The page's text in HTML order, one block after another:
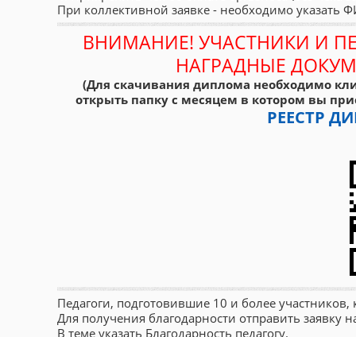
При коллективной заявке - необходимо
ВНИМАНИЕ! УЧАСТНИКИ И
НАГРАДНЫЕ
(Для скачивания диплома необходимо
открыть папку с месяцем в котором вы
РЕЕСТР
Педагоги, подготовившие 10 и более
Для получения благодарности отправить заявку
В теме указать Благодарность педагогу.